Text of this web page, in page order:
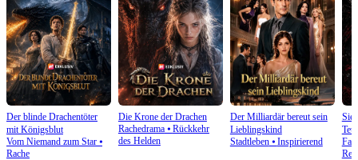
Der blinde Drachentöter
mit Königsblut
Vom Niemand zum Star ⦁
Rache
Die Krone der Drachen
Rachedrama⦁ Rückkehr
des Helden
Der Milliardär bereut sein
Lieblingskind
Stadtleben⦁ Inspirierend